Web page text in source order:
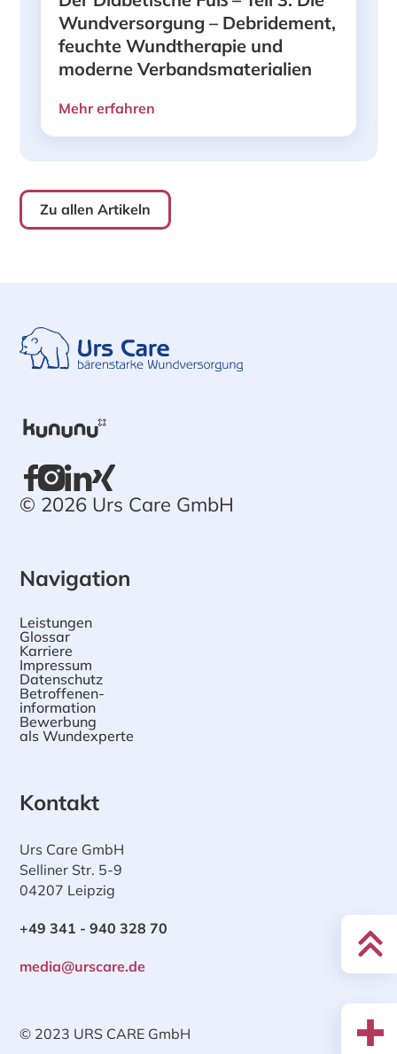
Wundversorgung – Debridement,
feuchte Wundtherapie und
moderne Verbandsmaterialien
Mehr erfahren
Zu allen Artikeln
© 2026 Urs Care GmbH
Navigation
Leistungen
Glossar
Karriere
Impressum
Datenschutz
Betroffenen-
information
Bewerbung
als Wundexperte
Kontakt
Urs Care GmbH
Selliner Str. 5-9
04207 Leipzig
+49 341 - 940 328 70
media@urscare.de
© 2023 URS CARE GmbH